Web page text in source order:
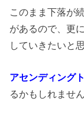
このまま下落が
があるので、更
していきたいと
アセンディング
るかもしれません